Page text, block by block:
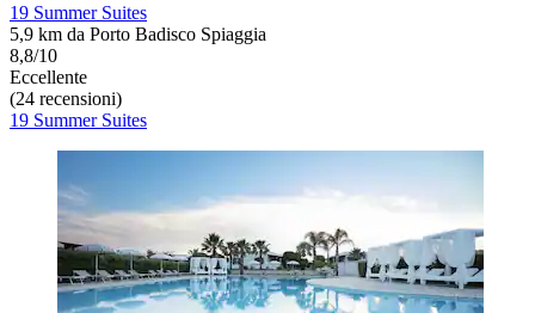
19 Summer Suites
5,9 km da Porto Badisco Spiaggia
8,8/10
Eccellente
(24 recensioni)
19 Summer Suites